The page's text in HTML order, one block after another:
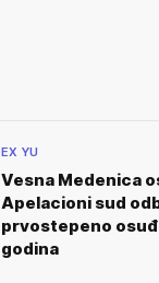
EX YU
Vesna Medenica
Apelacioni sud
prvostepeno
godina